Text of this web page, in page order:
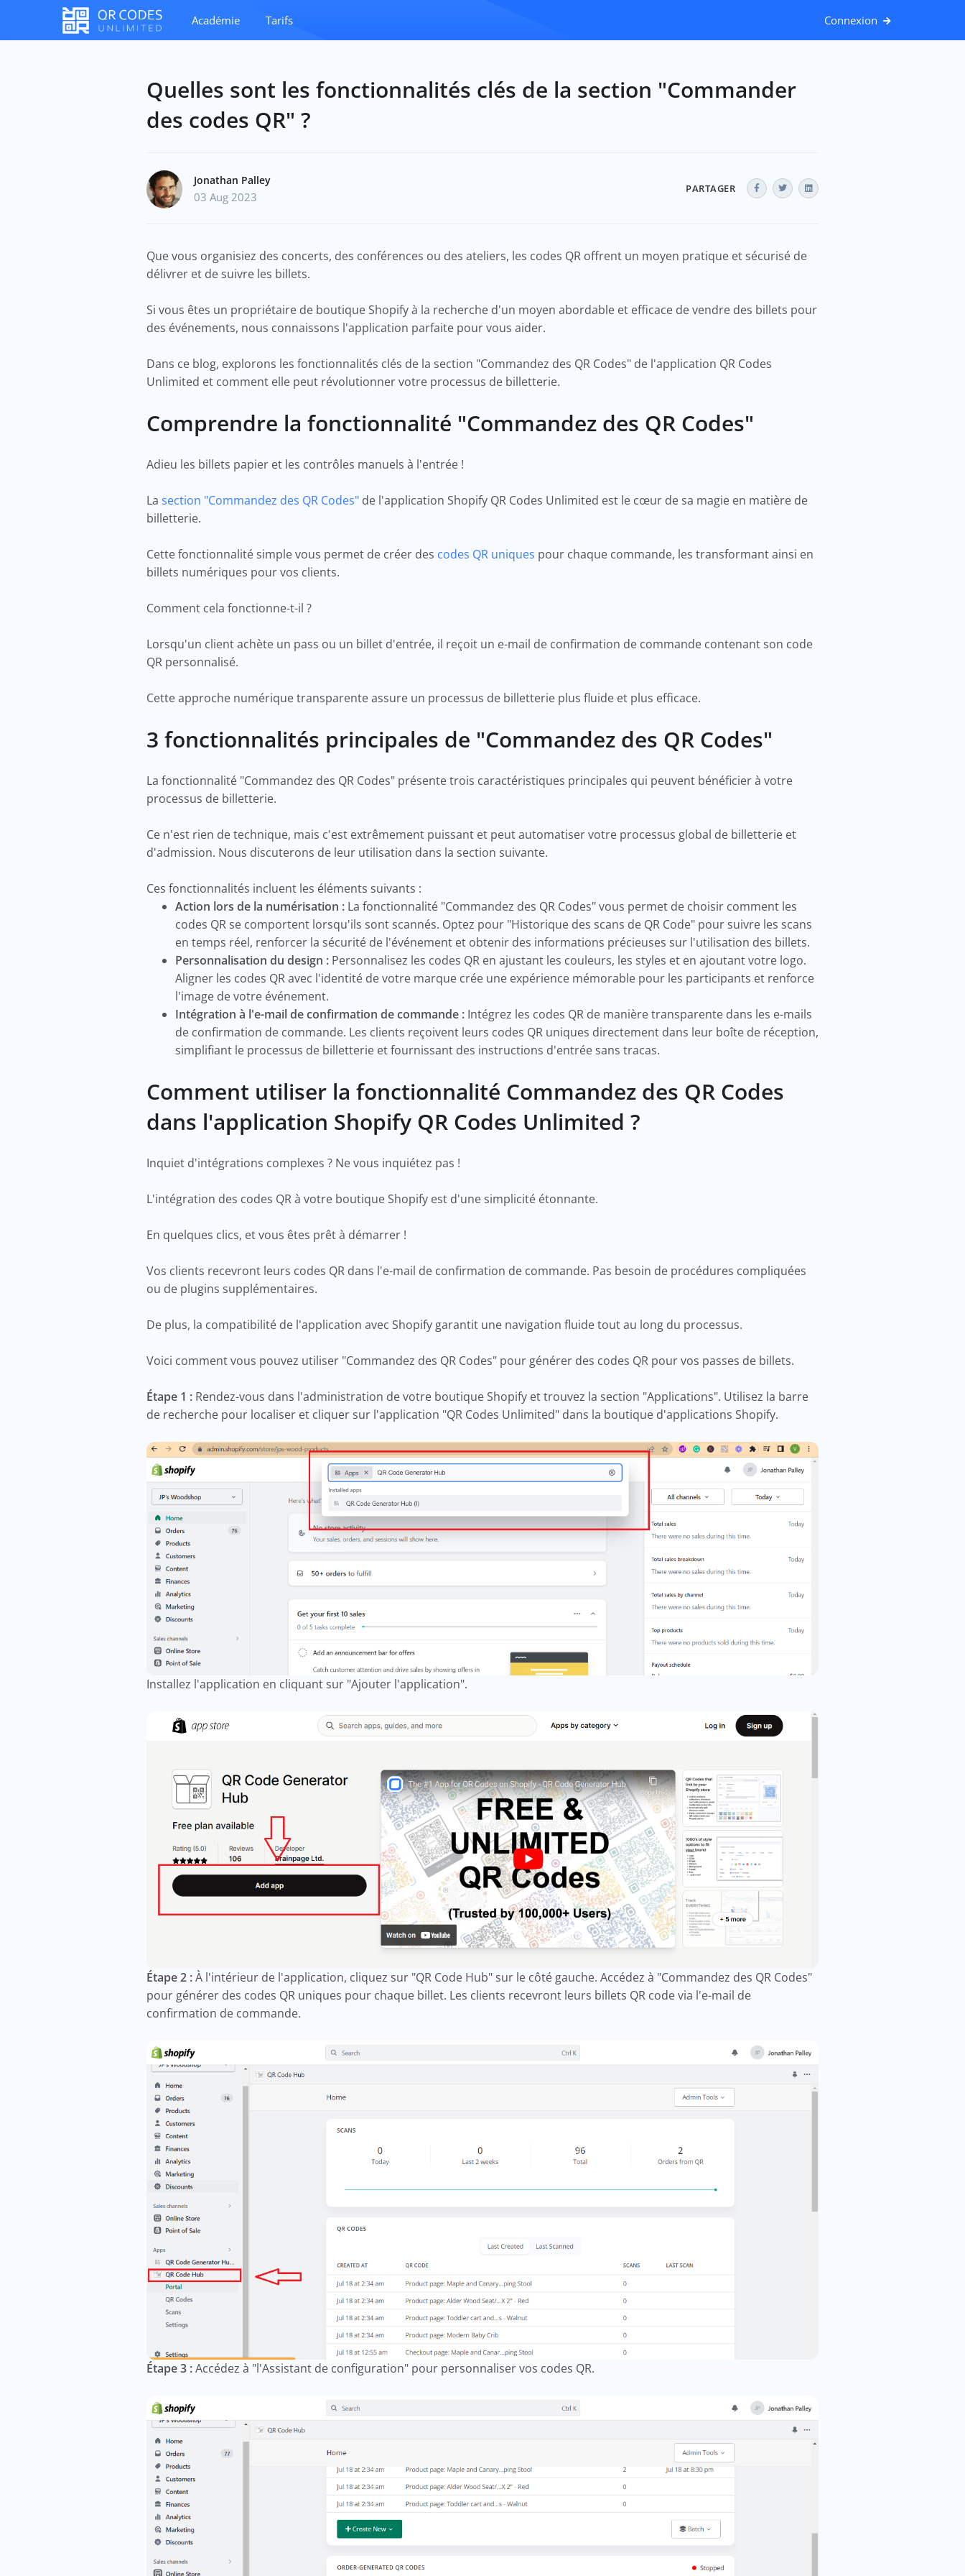
Académie Tarifs Connexion
Quelles sont les fonctionnalités clés de la section "Commander
des codes QR" ?
Jonathan Palley
03 Aug 2023
PARTAGER
Que vous organisiez des concerts, des conférences ou des ateliers, les codes QR offrent un moyen pratique et sécurisé de
délivrer et de suivre les billets.
Si vous êtes un propriétaire de boutique Shopify à la recherche d'un moyen abordable et efficace de vendre des billets pour
des événements, nous connaissons l'application parfaite pour vous aider.
Dans ce blog, explorons les fonctionnalités clés de la section "Commandez des QR Codes" de l'application QR Codes
Unlimited et comment elle peut révolutionner votre processus de billetterie.
Comprendre la fonctionnalité "Commandez des QR Codes"
Adieu les billets papier et les contrôles manuels à l'entrée !
La section "Commandez des QR Codes" de l'application Shopify QR Codes Unlimited est le cœur de sa magie en matière de
billetterie.
Cette fonctionnalité simple vous permet de créer des codes QR uniques pour chaque commande, les transformant ainsi en
billets numériques pour vos clients.
Comment cela fonctionne-t-il ?
Lorsqu'un client achète un pass ou un billet d'entrée, il reçoit un e-mail de confirmation de commande contenant son code
QR personnalisé.
Cette approche numérique transparente assure un processus de billetterie plus fluide et plus efficace.
3 fonctionnalités principales de "Commandez des QR Codes"
La fonctionnalité "Commandez des QR Codes" présente trois caractéristiques principales qui peuvent bénéficier à votre
processus de billetterie.
Ce n'est rien de technique, mais c'est extrêmement puissant et peut automatiser votre processus global de billetterie et
d'admission. Nous discuterons de leur utilisation dans la section suivante.
Ces fonctionnalités incluent les éléments suivants :
Action lors de la numérisation : La fonctionnalité "Commandez des QR Codes" vous permet de choisir comment les
codes QR se comportent lorsqu'ils sont scannés. Optez pour "Historique des scans de QR Code" pour suivre les scans
en temps réel, renforcer la sécurité de l'événement et obtenir des informations précieuses sur l'utilisation des billets.
Personnalisation du design : Personnalisez les codes QR en ajustant les couleurs, les styles et en ajoutant votre logo.
Aligner les codes QR avec l'identité de votre marque crée une expérience mémorable pour les participants et renforce
l'image de votre événement.
Intégration à l'e-mail de confirmation de commande : Intégrez les codes QR de manière transparente dans les e-mails
de confirmation de commande. Les clients reçoivent leurs codes QR uniques directement dans leur boîte de réception,
simplifiant le processus de billetterie et fournissant des instructions d'entrée sans tracas.
Comment utiliser la fonctionnalité Commandez des QR Codes
dans l'application Shopify QR Codes Unlimited ?
Inquiet d'intégrations complexes ? Ne vous inquiétez pas !
L'intégration des codes QR à votre boutique Shopify est d'une simplicité étonnante.
En quelques clics, et vous êtes prêt à démarrer !
Vos clients recevront leurs codes QR dans l'e-mail de confirmation de commande. Pas besoin de procédures compliquées
ou de plugins supplémentaires.
De plus, la compatibilité de l'application avec Shopify garantit une navigation fluide tout au long du processus.
Voici comment vous pouvez utiliser "Commandez des QR Codes" pour générer des codes QR pour vos passes de billets.
Étape 1 : Rendez-vous dans l'administration de votre boutique Shopify et trouvez la section "Applications". Utilisez la barre
de recherche pour localiser et cliquer sur l'application "QR Codes Unlimited" dans la boutique d'applications Shopify.
Installez l'application en cliquant sur "Ajouter l'application".
Étape 2 :À l'intérieur de l'application, cliquez sur "QR Code Hub" sur le côté gauche. Accédez à "Commandez des QR Codes"
pour générer des codes QR uniques pour chaque billet. Les clients recevront leurs billets QR code via l'e-mail de
confirmation de commande.
Étape 3 :Accédez à "l'Assistant de configuration" pour personnaliser vos codes QR.